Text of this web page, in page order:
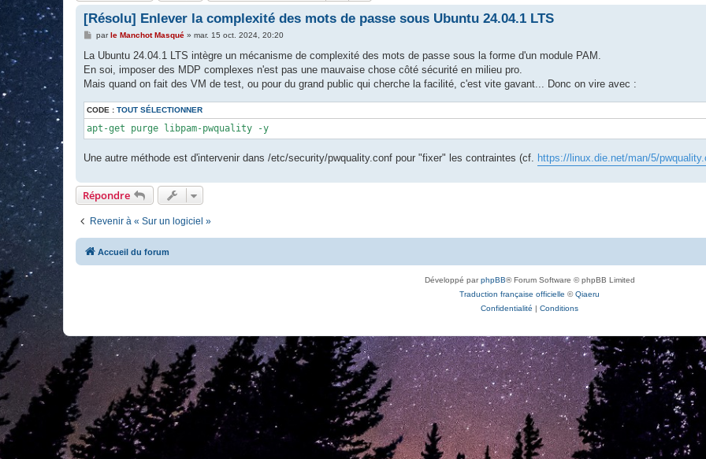
[Résolu] Enlever la complexité des mots de passe sous Ubuntu 24.04.1 LTS
M
s
a
g
parle Manchot Masqué» mar. 15 oct. 2024, 20:20
La Ubuntu 24.04.1 LTS intègre un mécanisme de complexité des mots de passe sous la forme d'un module PAM.
En soi, imposer des MDP complexes n'est pas une mauvaise chose côté sécurité en milieu pro.
Mais quand on fait des VM de test, ou pour du grand public qui cherche la facilité, c'est vite gavant... Donc on vire avec :
CODE : TOUT SÉLECTIONNER
apt-get purge libpam-pwquality -y
Une autre méthode est d'intervenir dans /etc/security/pwquality.conf pour "fixer" les contraintes (cf. https://linux.die.net/man/5/
Répondre
Revenir à « Sur un logiciel »
Accueil du forum
Développé parphpBB® Forum Software © phpBB Limited
Traduction française officielle ©Qiaeru
Confidentialité | Conditions